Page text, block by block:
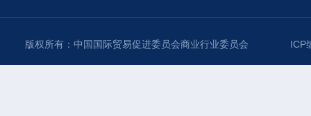
版权所有：中国国际贸易促进委员会商业行业委员会 ICP